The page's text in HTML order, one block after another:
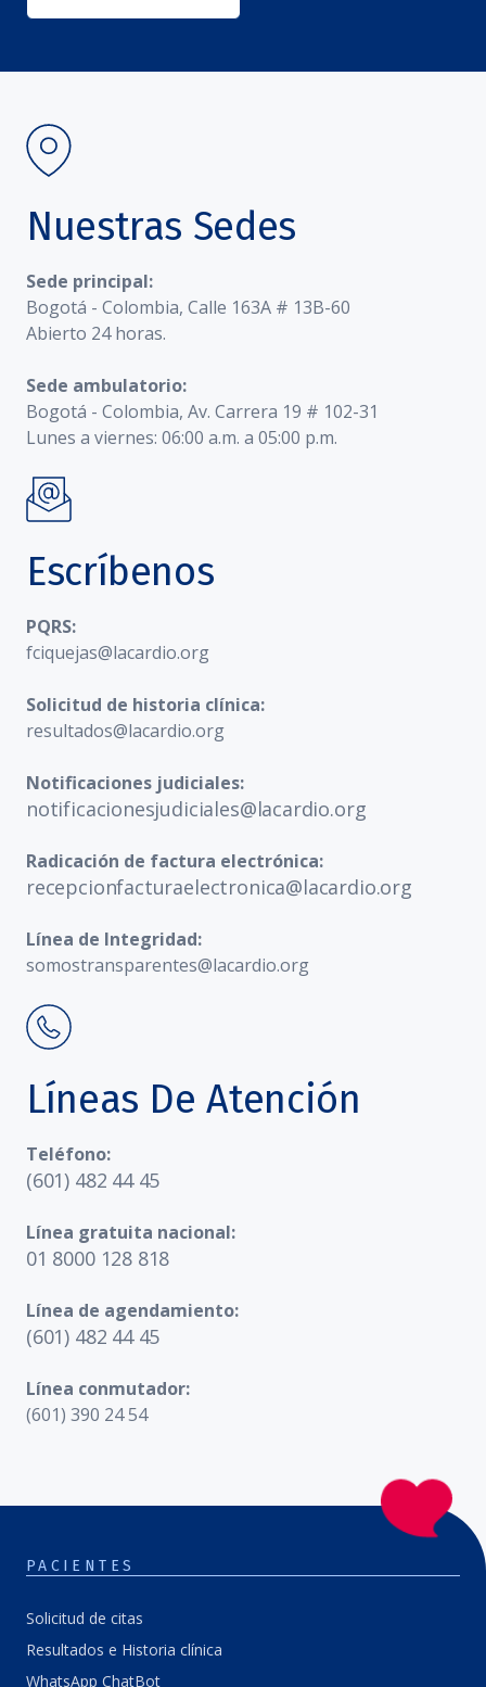
Nuestras Sedes
Sede principal:
Bogotá - Colombia, Calle 163A # 13B-60
Abierto 24 horas.
Sede ambulatorio:
Bogotá - Colombia, Av. Carrera 19 # 102-31
Lunes a viernes: 06:00 a.m. a 05:00 p.m.
Escríbenos
PQRS:
fciquejas@lacardio.org
Solicitud de historia clínica:
resultados@lacardio.org
Notificaciones judiciales:
notificacionesjudiciales@lacardio.org
Radicación de factura electrónica:
recepcionfacturaelectronica@lacardio.org
Línea de Integridad:
somostransparentes@lacardio.org
Líneas De Atención
Teléfono:
(601) 482 44 45
Línea gratuita nacional:
01 8000 128 818
Línea de agendamiento:
(601) 482 44 45
Línea conmutador:
(601) 390 24 54
PACIENTES
Solicitud de citas
Resultados e Historia clínica
WhatsApp ChatBot